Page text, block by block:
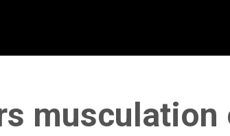
musculation